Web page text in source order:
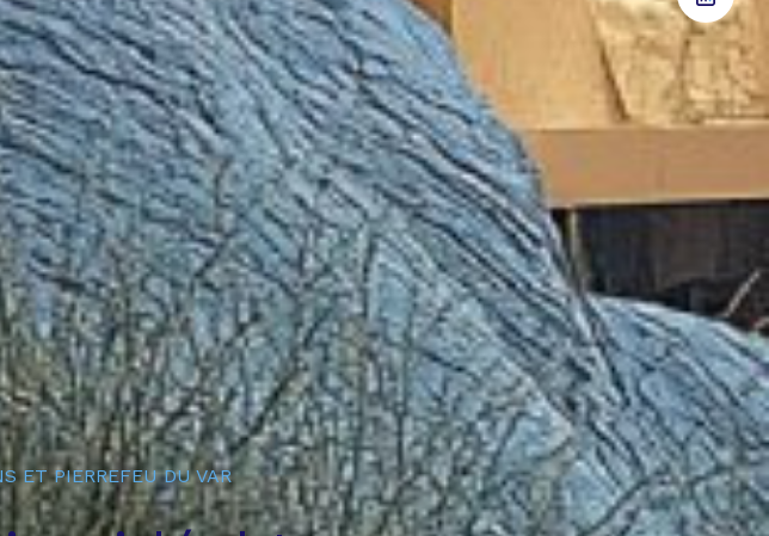
ET PIERREFEU DU VAR